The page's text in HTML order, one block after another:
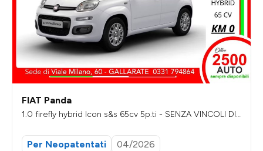
FIAT Panda
1.0 firefly hybrid Icon s&s 65cv 5p.ti - SENZA VINCOLI DI
Per Neopatentati
04/2026